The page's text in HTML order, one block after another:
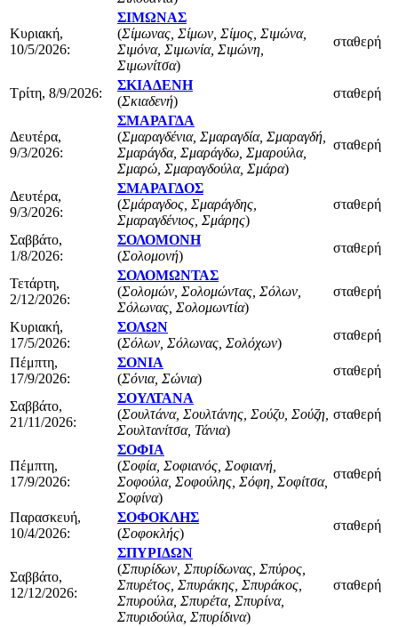
Κυριακή,
10/5/2026:
ΣΙΜΩΝΑΣ
(Σίμωνας, Σίμων, Σίμος, Σιμώνα,
Σιμόνα, Σιμωνία, Σιμώνη,
Σιμωνίτσα)
σταθερή
Τρίτη, 8/9/2026:
ΣΚΙΑΔΕΝΗ
(Σκιαδενή)
σταθερή
Δευτέρα,
9/3/2026:
ΣΜΑΡΑΓΔΑ
(Σμαραγδένια, Σμαραγδία, Σμαραγδή,
Σμαράγδα, Σμαράγδω, Σμαρούλα,
Σμαρώ, Σμαραγδούλα, Σμάρα)
σταθερή
Δευτέρα,
9/3/2026:
ΣΜΑΡΑΓΔΟΣ
(Σμάραγδος, Σμαράγδης,
Σμαραγδένιος, Σμάρης)
σταθερή
Σαββάτο,
1/8/2026:
ΣΟΛΟΜΟΝΗ
(Σολομονή)
σταθερή
Τετάρτη,
2/12/2026:
ΣΟΛΟΜΩΝΤΑΣ
(Σολομών, Σολομώντας, Σόλων,
Σόλωνας, Σολομωντία)
σταθερή
Κυριακή,
17/5/2026:
ΣΟΛΩΝ
(Σόλων, Σόλωνας, Σολόχων)
σταθερή
Πέμπτη,
17/9/2026:
ΣΟΝΙΑ
(Σόνια, Σώνια)
σταθερή
Σαββάτο,
21/11/2026:
ΣΟΥΛΤΑΝΑ
(Σουλτάνα, Σουλτάνης, Σούζυ, Σούζη,
Σουλτανίτσα, Τάνια)
σταθερή
Πέμπτη,
17/9/2026:
ΣΟΦΙΑ
(Σοφία, Σοφιανός, Σοφιανή,
Σοφούλα, Σοφούλης, Σόφη, Σοφίτσα,
Σοφίνα)
σταθερή
Παρασκευή,
10/4/2026:
ΣΟΦΟΚΛΗΣ
(Σοφοκλής)
σταθερή
Σαββάτο,
12/12/2026:
ΣΠΥΡΙΔΩΝ
(Σπυρίδων, Σπυρίδωνας, Σπύρος,
Σπυρέτος, Σπυράκης, Σπυράκος,
Σπυρούλα, Σπυρέτα, Σπυρίνα,
Σπυριδούλα, Σπυρίδινα)
σταθερή